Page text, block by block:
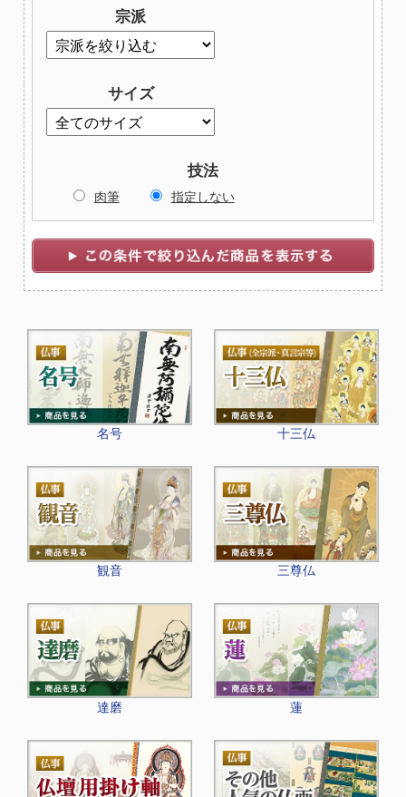
宗派
サイズ
技法
肉筆 指定しない
名号 十三仏
観音 三尊仏
達磨 蓮